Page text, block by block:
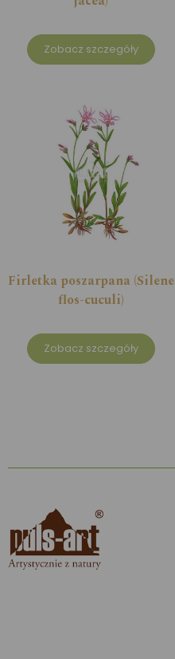
Zobacz szczegóły
Firletka poszarpana (Silene
flos-cuculi)
Zobacz szczegóły